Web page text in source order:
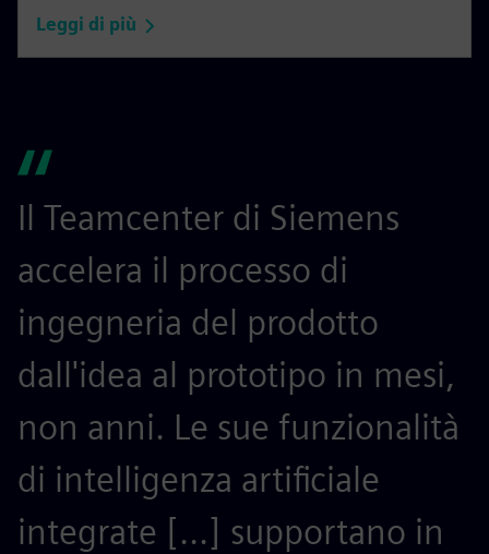
Leggi di più
Il Teamcenter di Siemens
accelera il processo di
ingegneria del prodotto
dall'idea al prototipo in mesi,
non anni. Le sue funzionalità
di intelligenza artificiale
integrate [...] supportano in